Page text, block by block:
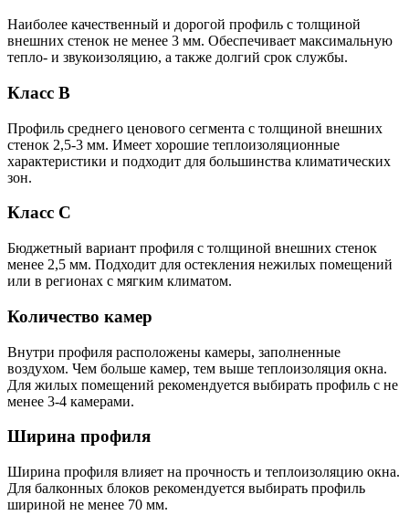
Наиболее качественный и дорогой профиль с толщиной
внешних стенок не менее 3 мм. Обеспечивает максимальную
тепло- и звукоизоляцию, а также долгий срок службы.
Класс B
Профиль среднего ценового сегмента с толщиной внешних
стенок 2,5-3 мм. Имеет хорошие теплоизоляционные
характеристики и подходит для большинства климатических
зон.
Класс C
Бюджетный вариант профиля с толщиной внешних стенок
менее 2,5 мм. Подходит для остекления нежилых помещений
или в регионах с мягким климатом.
Количество камер
Внутри профиля расположены камеры, заполненные
воздухом. Чем больше камер, тем выше теплоизоляция окна.
Для жилых помещений рекомендуется выбирать профиль с не
менее 3-4 камерами.
Ширина профиля
Ширина профиля влияет на прочность и теплоизоляцию окна.
Для балконных блоков рекомендуется выбирать профиль
шириной не менее 70 мм.